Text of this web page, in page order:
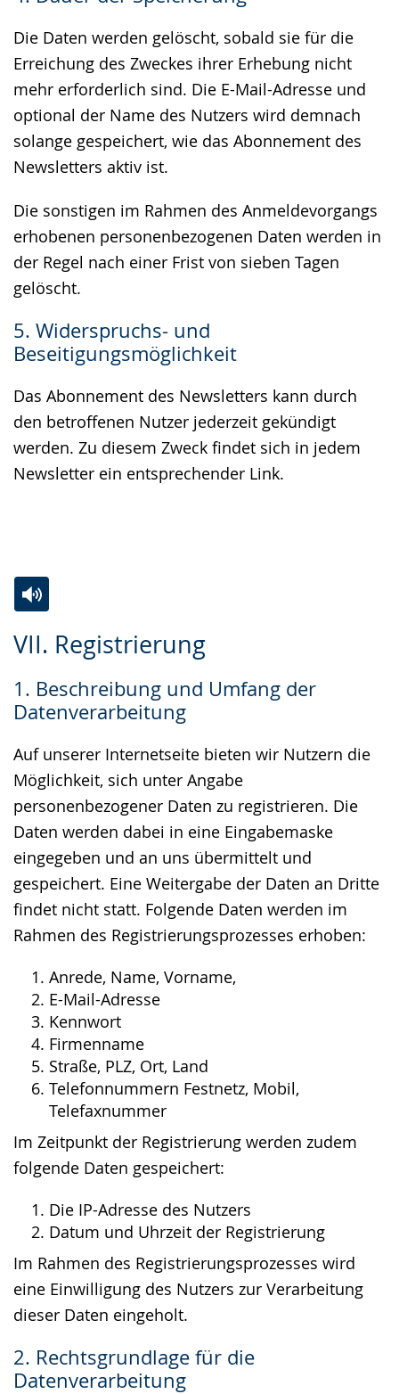
Die Daten werden gelöscht, sobald sie für die
Erreichung des Zweckes ihrer Erhebung nicht
mehr erforderlich sind. Die E-Mail-Adresse und
optional der Name des Nutzers wird demnach
solange gespeichert, wie das Abonnement des
Newsletters aktiv ist.
Die sonstigen im Rahmen des Anmeldevorgangs
erhobenen personenbezogenen Daten werden in
der Regel nach einer Frist von sieben Tagen
gelöscht.
5. Widerspruchs- und
Beseitigungsmöglichkeit
Das Abonnement des Newsletters kann durch
den betroffenen Nutzer jederzeit gekündigt
werden. Zu diesem Zweck findet sich in jedem
Newsletter ein entsprechender Link.
VII. Registrierung
1. Beschreibung und Umfang der
Datenverarbeitung
Auf unserer Internetseite bieten wir Nutzern die
Möglichkeit, sich unter Angabe
personenbezogener Daten zu registrieren. Die
Daten werden dabei in eine Eingabemaske
eingegeben und an uns übermittelt und
gespeichert. Eine Weitergabe der Daten an Dritte
findet nicht statt. Folgende Daten werden im
Rahmen des Registrierungsprozesses erhoben:
Anrede, Name, Vorname,
E-Mail-Adresse
Kennwort
Firmenname
Straße, PLZ, Ort, Land
Telefonnummern Festnetz, Mobil,
Telefaxnummer
Im Zeitpunkt der Registrierung werden zudem
folgende Daten gespeichert:
Die IP-Adresse des Nutzers
Datum und Uhrzeit der Registrierung
Im Rahmen des Registrierungsprozesses wird
eine Einwilligung des Nutzers zur Verarbeitung
dieser Daten eingeholt.
2. Rechtsgrundlage für die
Datenverarbeitung
Leichten
wechseln.
Audio-
Video
Deutscher
wird
angezeigt.